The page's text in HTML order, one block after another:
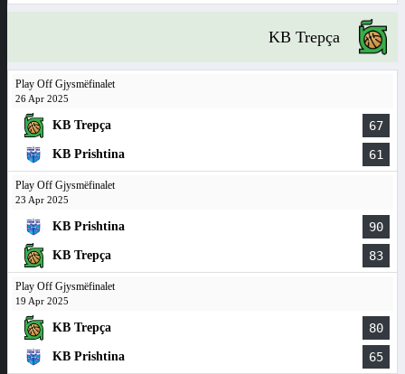
KB Trepça
Play Off Gjysmëfinalet
26 Apr 2025
KB Trepça 67
KB Prishtina 61
Play Off Gjysmëfinalet
23 Apr 2025
KB Prishtina 90
KB Trepça 83
Play Off Gjysmëfinalet
19 Apr 2025
KB Trepça 80
KB Prishtina 65